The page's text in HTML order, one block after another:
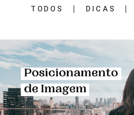
TODOS DICAS